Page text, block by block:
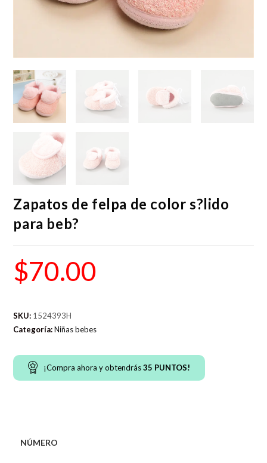
Zapatos de felpa de color s?lido
para beb?
$70.00
SKU: 1524393H
Categoría:Niñas bebes
¡Compra ahora y obtendrás35 PUNTOS!
NÚMERO